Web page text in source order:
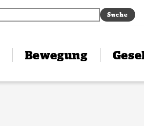
Bewegung